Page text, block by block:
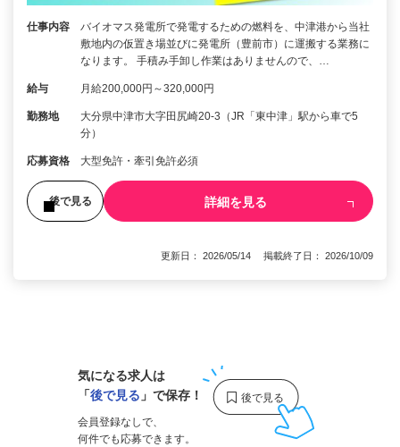
仕事内容
バイオマス発電所で発電するための燃料を、中津港から当社
敷地内の仮置き場並びに発電所（豊前市）に運搬する業務に
なります。 手積み手卸し作業はありませんので、…
給与 月給200,000円～320,000円
勤務地
大分県中津市大字田尻崎20-3（JR「東中津」駅から車で5
分）
応募資格 大型免許・牽引免許必須
後で見る 詳細を見る
更新日： 2026/05/14 掲載終了日： 2026/10/09
気になる求人は
「後で見る 」で保存！
会員登録なしで、
何件でも応募できます。